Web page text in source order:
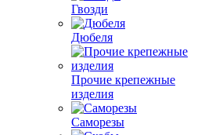
Гвозди
Дюбеля
Прочие крепежные
изделия
Саморезы